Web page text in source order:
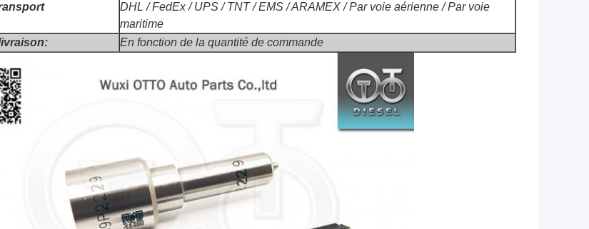
DHL / FedEx / UPS / TNT / EMS / ARAMEX / Par voie aérienne / Par voie
maritime
En fonction de la quantité de commande